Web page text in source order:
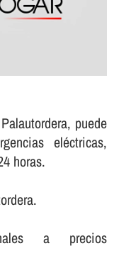
puede
eléctricas,
horas.
a precios